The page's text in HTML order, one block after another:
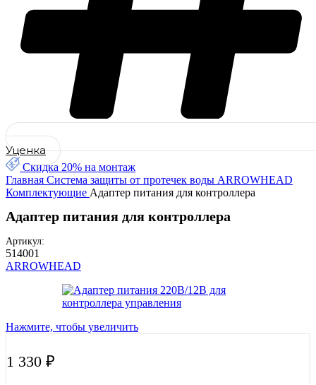
Уценка
Скидка 20% на монтаж
Главная Система защиты от протечек воды ARROWHEAD
Комплектующие Адаптер питания для контроллера
Адаптер питания для контроллера
Артикул:
514001
ARROWHEAD
Нажмите, чтобы увеличить
1 330 ₽